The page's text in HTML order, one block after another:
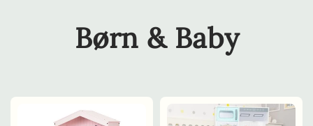
Børn & Baby